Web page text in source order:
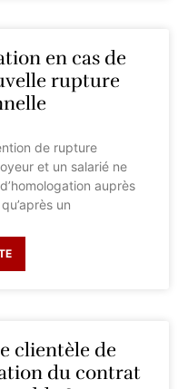
en cas de
rupture
de rupture
et un salarié ne
auprès
un
clientèle de
du contrat